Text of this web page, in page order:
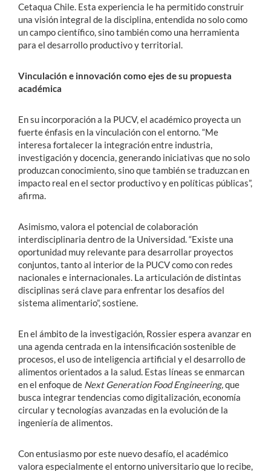
Cetaqua Chile. Esta experiencia le ha permitido construir
una visión integral de la disciplina, entendida no solo como
un campo científico, sino también como una herramienta
para el desarrollo productivo y territorial.
Vinculación e innovación como ejes de su propuesta
académica
En su incorporación a la PUCV, el académico proyecta un
fuerte énfasis en la vinculación con el entorno. “Me
interesa fortalecer la integración entre industria,
investigación y docencia, generando iniciativas que no solo
produzcan conocimiento, sino que también se traduzcan en
impacto real en el sector productivo y en políticas públicas”,
afirma.
Asimismo, valora el potencial de colaboración
interdisciplinaria dentro de la Universidad. “Existe una
oportunidad muy relevante para desarrollar proyectos
conjuntos, tanto al interior de la PUCV como con redes
nacionales e internacionales. La articulación de distintas
disciplinas será clave para enfrentar los desafíos del
sistema alimentario”, sostiene.
En el ámbito de la investigación, Rossier espera avanzar en
una agenda centrada en la intensificación sostenible de
procesos, el uso de inteligencia artificial y el desarrollo de
alimentos orientados a la salud. Estas líneas se enmarcan
en el enfoque de Next Generation Food Engineering, que
busca integrar tendencias como digitalización, economía
circular y tecnologías avanzadas en la evolución de la
ingeniería de alimentos.
Con entusiasmo por este nuevo desafío, el académico
valora especialmente el entorno universitario que lo recibe,